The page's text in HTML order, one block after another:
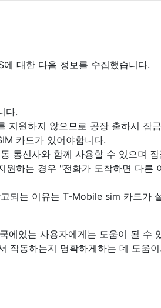
대한 다음 정보를 수집했습니다.
다.
원하지 않으므로 공장 출하시 잠
카드가 있어야합니다.
통신사와 함께 사용할 수 있으며 잠
원하는 경우 "전화가 도착하면 다른
되는 이유는 T-Mobile sim 카드가
에있는 사용자에게는 도움이 될 수
작동하는지 명확하게하는 데 도움이